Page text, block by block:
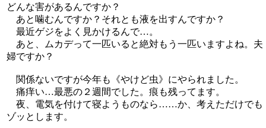
どんな害があるんですか？
あと噛むんですか？それとも液を出すんですか？
最近ゲジをよく見かけるんで…。
あと、ムカデって一匹いると絶対もう一匹いますよね。夫
婦ですか？
関係ないですが今年も《やけど虫》にやられました。
痛痒い…最悪の２週間でした。痕も残ってます。
夜、電気を付けて寝ようものなら……か、考えただけでも
ゾッとします。